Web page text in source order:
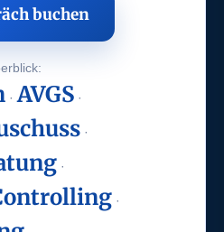
buchen
·AVGS ·
·
·
·